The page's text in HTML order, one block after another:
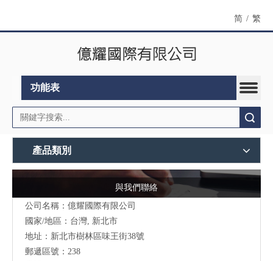
简 / 繁
功能表
產品類別
與我們聯絡
公司名稱：億耀國際有限公司
國家/地區：台灣, 新北市
地址：新北市樹林區味王街38號
郵遞區號：238